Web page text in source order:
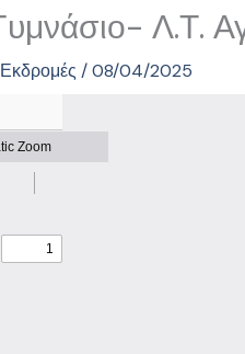
Λ.Τ.
Εκδρομές /08/04/2025